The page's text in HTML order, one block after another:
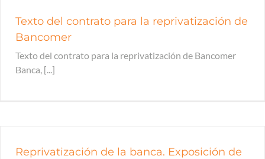
Texto del contrato para la reprivatización de
Bancomer
Texto del contrato para la reprivatización de Bancomer
Banca, [...]
Reprivatización de la banca. Exposición de